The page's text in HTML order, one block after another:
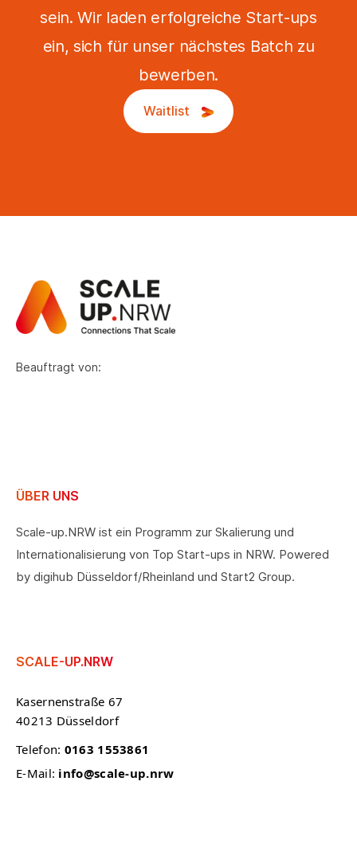
sein. Wir laden erfolgreiche Start-ups
ein, sich für unser nächstes Batch zu
bewerben.
Waitlist
Beauftragt von:
SCALE-UP.NRW
Kasernenstraße 67
40213 Düsseldorf
Telefon: 0163 1553861
E-Mail: info@scale-up.nrw
ÜBER UNS
Scale-up.NRW ist ein Programm zur Skalierung und
Internationalisierung von Top Start-ups in NRW. Powered
by digihub Düsseldorf/Rheinland und Start2 Group.